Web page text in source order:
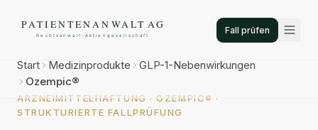
Fall prüfen
Start Medizinprodukte
GLP-1-Nebenwirkungen
Ozempic®
ARZNEIMITTELHAFTUNG · OZEMPIC® ·
STRUKTURIERTE FALLPRÜFUNG